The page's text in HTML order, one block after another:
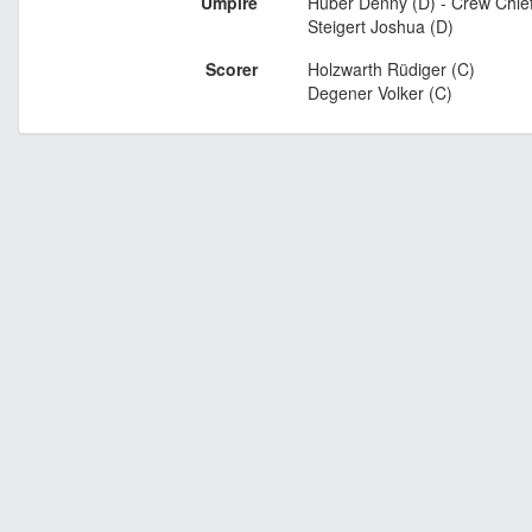
Steigert Joshua (D)
Scorer
Holzwarth Rüdiger (C)
Degener Volker (C)